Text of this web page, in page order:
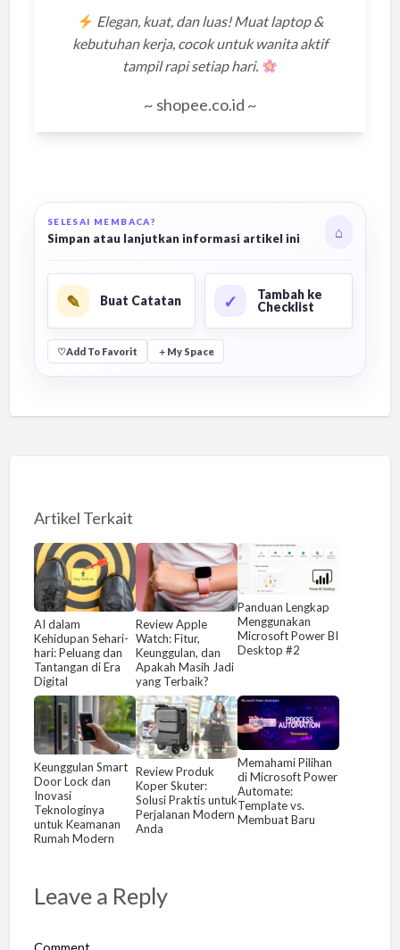
Elegan, kuat, dan luas! Muat laptop &
kebutuhan kerja, cocok untuk wanita aktif
tampil rapi setiap hari.
~ shopee.co.id ~
SELESAI MEMBACA?
Simpan atau lanjutkan informasi artikel ini ⌂
✎ Buat Catatan ✓
Tambah ke
Checklist
♡Add To Favorit ＋ My Space
Artikel Terkait
AI dalam
Kehidupan Sehari-
hari: Peluang dan
Tantangan di Era
Digital
Review Apple
Watch: Fitur,
Keunggulan, dan
Apakah Masih Jadi
yang Terbaik?
Panduan Lengkap
Menggunakan
Microsoft Power BI
Desktop #2
Keunggulan Smart
Door Lock dan
Inovasi
Teknologinya
untuk Keamanan
Rumah Modern
Review Produk
Koper Skuter:
Solusi Praktis untuk
Perjalanan Modern
Anda
Memahami Pilihan
di Microsoft Power
Automate:
Template vs.
Membuat Baru
Leave a Reply